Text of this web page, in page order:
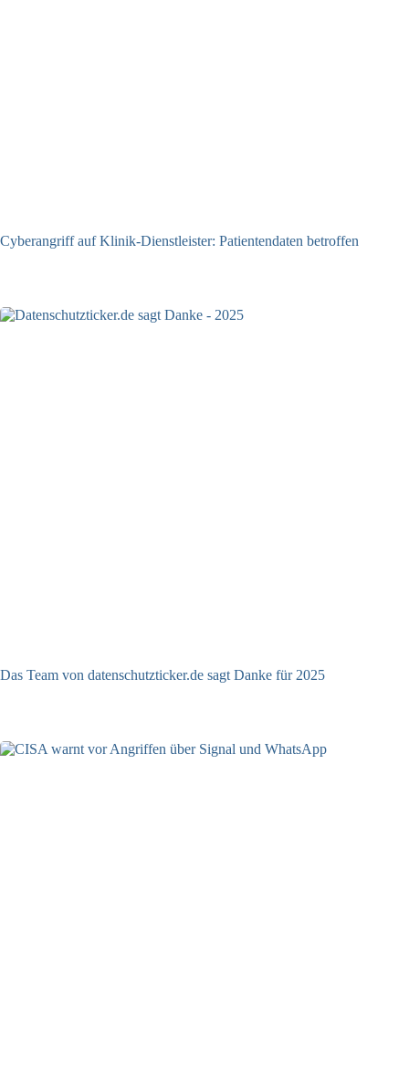
Cyberangriff auf Klinik-Dienstleister: Patientendaten betroffen
Das Team von datenschutzticker.de sagt Danke für 2025